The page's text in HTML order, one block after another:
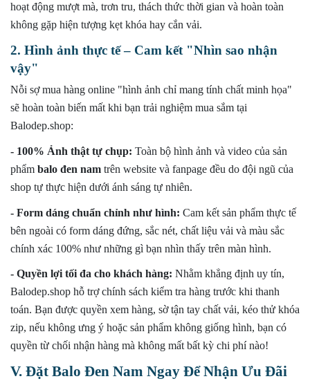
hoạt động mượt mà, trơn tru, thách thức thời gian và hoàn toàn
không gặp hiện tượng kẹt khóa hay cắn vải.
2. Hình ảnh thực tế – Cam kết "Nhìn sao nhận
vậy"
Nỗi sợ mua hàng online "hình ảnh chỉ mang tính chất minh họa"
sẽ hoàn toàn biến mất khi bạn trải nghiệm mua sắm tại
Balodep.shop:
- 100% Ảnh thật tự chụp: Toàn bộ hình ảnh và video của sản
phẩm balo đen nam trên website và fanpage đều do đội ngũ của
shop tự thực hiện dưới ánh sáng tự nhiên.
- Form dáng chuẩn chỉnh như hình: Cam kết sản phẩm thực tế
bên ngoài có form dáng đứng, sắc nét, chất liệu vải và màu sắc
chính xác 100% như những gì bạn nhìn thấy trên màn hình.
- Quyền lợi tối đa cho khách hàng: Nhằm khẳng định uy tín,
Balodep.shop hỗ trợ chính sách kiểm tra hàng trước khi thanh
toán. Bạn được quyền xem hàng, sờ tận tay chất vải, kéo thử khóa
zip, nếu không ưng ý hoặc sản phẩm không giống hình, bạn có
quyền từ chối nhận hàng mà không mất bất kỳ chi phí nào!
V. Đặt Balo Đen Nam Ngay Để Nhận Ưu Đãi